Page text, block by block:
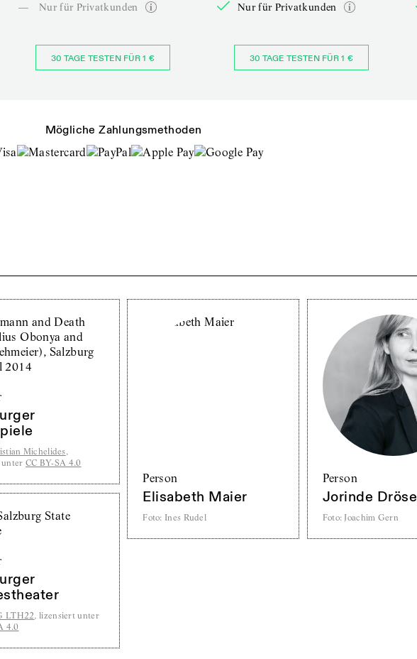
—
Nur für Privatkunden
30 TAGE TESTEN FÜR 1 €
Nur für Privatkunden
30 TAGE TESTEN FÜR 1 €
Mögliche Zahlungsmethoden
Michelides,
CC BY-SA 4.0
Person
Elisabeth Maier
Foto: Ines Rudel
Person
Jorinde Dröse
Foto: Joachim Gern
LTH22, lizensiert unter
4.0